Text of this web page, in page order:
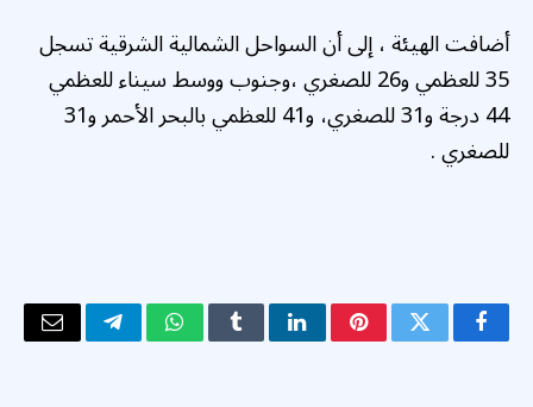
أضافت الهيئة ، إلى أن السواحل الشمالية الشرقية تسجل
35 للعظمي و26 للصغري ،وجنوب ووسط سيناء للعظمي
44 درجة و31 للصغري، و41 للعظمي بالبحر الأحمر و31
للصغري .
فيسبوكتويتر بينتيريستلينكدإنTumblrواتسابتيلقرامالبريد